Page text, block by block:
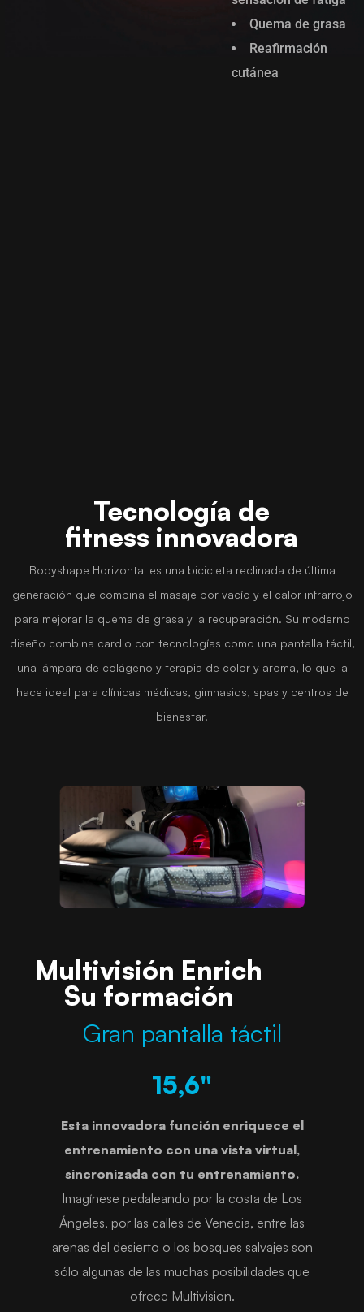
Quema de grasa
Reafirmación
cutánea
Tecnología de
fitness innovadora
Bodyshape Horizontal es una bicicleta reclinada de última
generación que combina el masaje por vacío y el calor infrarrojo
para mejorar la quema de grasa y la recuperación. Su moderno
diseño combina cardio con tecnologías como una pantalla táctil,
una lámpara de colágeno y terapia de color y aroma, lo que la
hace ideal para clínicas médicas, gimnasios, spas y centros de
bienestar.
Multivisión Enrich
Su formación
Gran pantalla táctil
15,6"
Esta innovadora función enriquece el
entrenamiento con una vista virtual,
sincronizada con tu entrenamiento.
Imagínese pedaleando por la costa de Los
Ángeles, por las calles de Venecia, entre las
arenas del desierto o los bosques salvajes son
sólo algunas de las muchas posibilidades que
ofrece Multivision.